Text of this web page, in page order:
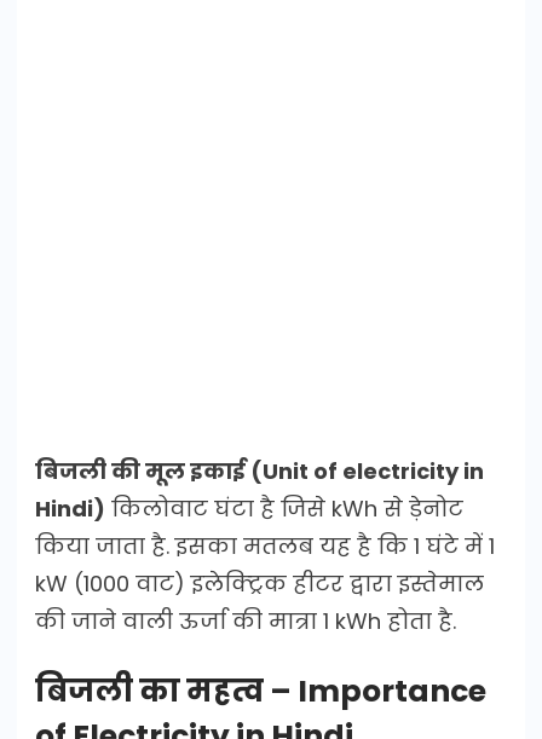
बिजली की मूल इकाई (Unit of electricity in
Hindi) किलोवाट घंटा है जिसे kWh से ड़ेनोट
किया जाता है. इसका मतलब यह है कि 1 घंटे में 1
kW (1000 वाट) इलेक्ट्रिक हीटर द्वारा इस्तेमाल
की जाने वाली ऊर्जा की मात्रा 1 kWh होता है.
बिजली का महत्व – Importance